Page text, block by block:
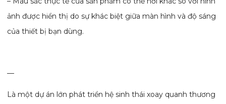
ảnh được hiển thị do sự khác biệt giữa màn hình và độ sáng
của thiết bị bạn dùng.
—
Là một dự án lớn phát triển hệ sinh thái xoay quanh thương